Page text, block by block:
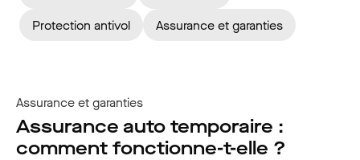
Protection antivol
Assurance et garanties
Assurance et garanties
Assurance auto temporaire :
comment fonctionne-t-elle ?